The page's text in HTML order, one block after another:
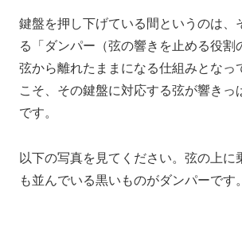
鍵盤を押し下げている間というのは、
る
「ダンパー（弦の響きを止める役
弦から離れたままになる仕組みとなっ
こそ、 その鍵盤に対応する弦が響きっ
です。
以下の写真を見てください。弦の上に
も並んでいる黒いものがダンパーです。